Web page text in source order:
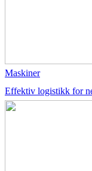
Maskiner
Effektiv logistikk for